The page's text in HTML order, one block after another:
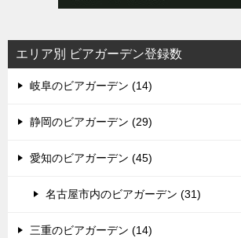
エリア別 ビアガーデン登録数
岐阜のビアガーデン (14)
静岡のビアガーデン (29)
愛知のビアガーデン (45)
名古屋市内のビアガーデン (31)
三重のビアガーデン (14)